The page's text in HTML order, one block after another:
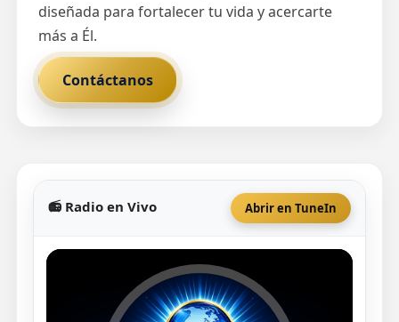
diseñada para fortalecer tu vida y acercarte
más a Él.
Contáctanos
📻 Radio en Vivo Abrir en TuneIn